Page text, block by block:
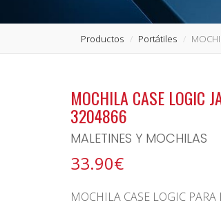
Productos Portátiles
MOCHILA CASE LOGIC
3204866
MALETINES Y MOCHILAS
33.90€
MOCHILA CASE LOGIC PARA